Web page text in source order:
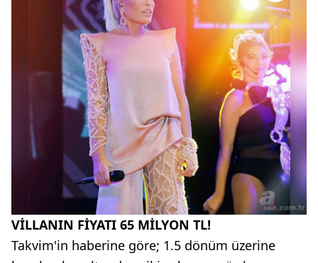
VİLLANIN FİYATI 65 MİLYON TL!
Takvim'in haberine göre; 1.5 dönüm üzerine